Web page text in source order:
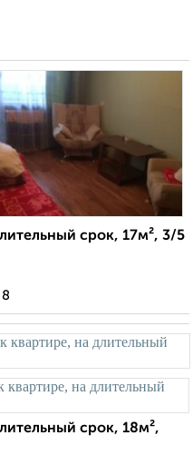
срок, 17м², 3/5
срок, 18м²,